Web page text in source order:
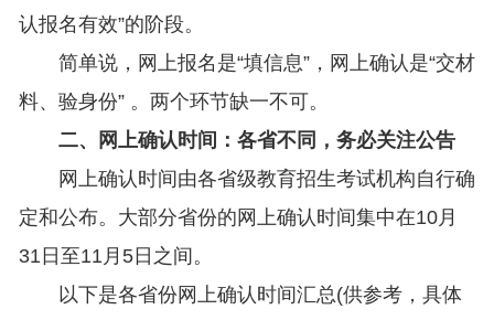
认报名有效”的阶段。
简单说，网上报名是“填信息”，网上确认是“交材
料、验身份” 。两个环节缺一不可。
二、网上确认时间：各省不同，务必关注公告
网上确认时间由各省级教育招生考试机构自行确
定和公布。大部分省份的网上确认时间集中在10月
31日至11月5日之间。
以下是各省份网上确认时间汇总(供参考，具体